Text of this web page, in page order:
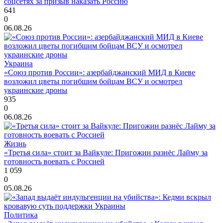
641
0
06.08.26
Украина
«Союз против России»: азербайджанский МИД в Киеве
возложил цветы погибшим бойцам ВСУ и осмотрел
украинские дроны
935
0
06.08.26
Жизнь
«Третья сила» стоит за Вайкуле: Пригожин разнёс Лайму за
готовность воевать с Россией
1 059
0
05.08.26
Политика